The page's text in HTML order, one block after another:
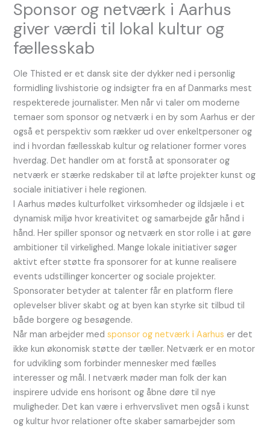
Sponsor og netværk i Aarhus
giver værdi til lokal kultur og
fællesskab
Ole Thisted er et dansk site der dykker ned i personlig
formidling livshistorie og indsigter fra en af Danmarks mest
respekterede journalister. Men når vi taler om moderne
temaer som sponsor og netværk i en by som Aarhus er der
også et perspektiv som rækker ud over enkeltpersoner og
ind i hvordan fællesskab kultur og relationer former vores
hverdag. Det handler om at forstå at sponsorater og
netværk er stærke redskaber til at løfte projekter kunst og
sociale initiativer i hele regionen.
I Aarhus mødes kulturfolket virksomheder og ildsjæle i et
dynamisk miljø hvor kreativitet og samarbejde går hånd i
hånd. Her spiller sponsor og netværk en stor rolle i at gøre
ambitioner til virkelighed. Mange lokale initiativer søger
aktivt efter støtte fra sponsorer for at kunne realisere
events udstillinger koncerter og sociale projekter.
Sponsorater betyder at talenter får en platform flere
oplevelser bliver skabt og at byen kan styrke sit tilbud til
både borgere og besøgende.
Når man arbejder medsponsor og netværk i Aarhus er det
ikke kun økonomisk støtte der tæller. Netværk er en motor
for udvikling som forbinder mennesker med fælles
interesser og mål. I netværk møder man folk der kan
inspirere udvide ens horisont og åbne døre til nye
muligheder. Det kan være i erhvervslivet men også i kunst
og kultur hvor relationer ofte skaber samarbejder som